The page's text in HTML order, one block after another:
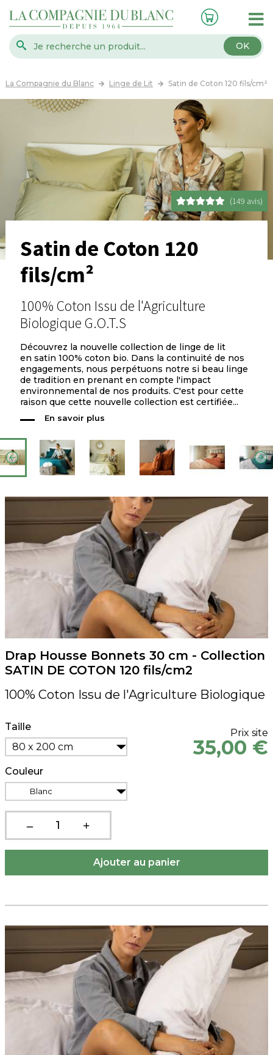
OK
La Compagnie du Blanc Linge de Lit Satin de Coton 120 fils/cm²
Satin de Coton 120
fils/cm²
100% Coton Issu de l'Agriculture
Biologique G.O.T.S
Découvrez la nouvelle collection de linge de lit
en satin 100% coton bio. Dans la continuité de nos
engagements, nous perpétuons notre si beau linge
de tradition en prenant en compte l'impact
environnemental de nos produits. C'est pour cette
raison que cette nouvelle collection est certifiée...
En savoir plus
(149 avis)
Drap Housse Bonnets 30 cm - Collection
SATIN DE COTON 120 fils/cm2
100% Coton Issu de l'Agriculture Biologique
Taille
80 x 200 cm
Couleur
Blanc
Prix site
35,00 €